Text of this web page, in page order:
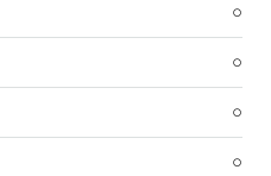
○
○
○
○